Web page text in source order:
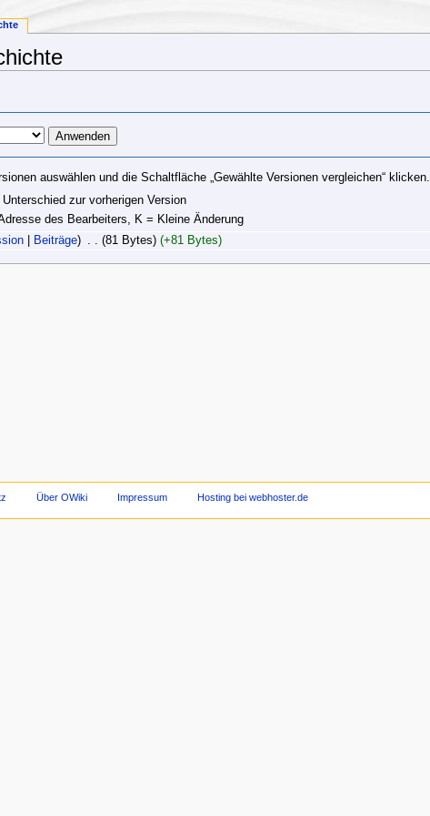
auswählen und die Schaltfläche „Gewählte Versionen vergleichen“ klicken.
zur vorherigen Version
des Bearbeiters, K = Kleine Änderung
Beiträge) . . (81 Bytes) (+81 Bytes)
Über OWiki Impressum Hosting bei webhoster.de